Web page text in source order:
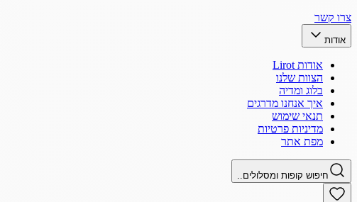
צרו קשר
אודות
אודות Lirot
הצוות שלנו
בלוג ומדיה
איך אנחנו מדרגים
תנאי שימוש
מדיניות פרטיות
מפת אתר
חיפוש קופות ומסלולים..